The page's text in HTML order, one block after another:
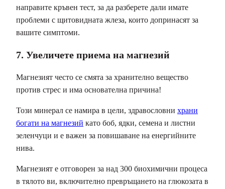
направите кръвен тест, за да разберете дали имате
проблеми с щитовидната жлеза, които допринасят за
вашите симптоми.
7. Увеличете приема на магнезий
Магнезият често се смята за хранително вещество
против стрес и има основателна причина!
Този минерал се намира в цели, здравословни храни
богати на магнезий като боб, ядки, семена и листни
зеленчуци и е важен за повишаване на енергийните
нива.
Магнезият е отговорен за над 300 биохимични процеса
в тялото ви, включително превръщането на глюкозата в